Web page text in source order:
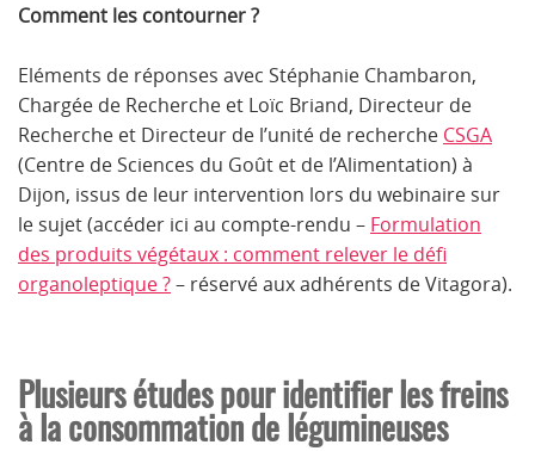
Comment les contourner ?
Eléments de réponses avec Stéphanie Chambaron,
Chargée de Recherche et Loïc Briand, Directeur de
Recherche et Directeur de l’unité de recherche CSGA
(Centre de Sciences du Goût et de l’Alimentation) à
Dijon, issus de leur intervention lors du webinaire sur
le sujet (accéder ici au compte-rendu – Formulation
des produits végétaux : comment relever le défi
organoleptique ?– réservé aux adhérents de Vitagora).
Plusieurs études pour identifier les freins
à la consommation de légumineuses